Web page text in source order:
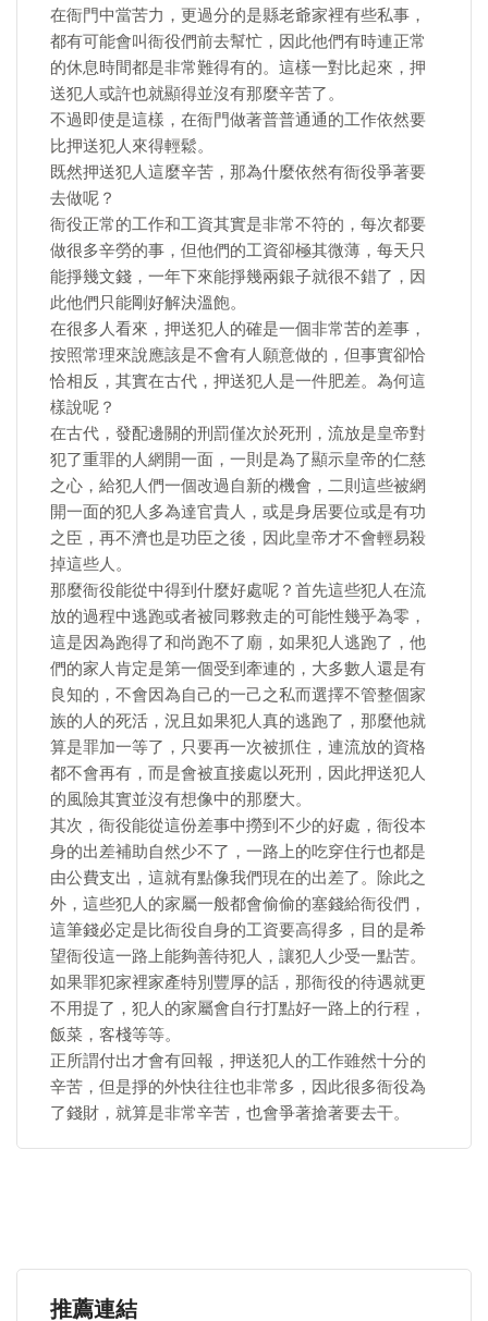
在衙門中當苦力，更過分的是縣老爺家裡有些私事，
都有可能會叫衙役們前去幫忙，因此他們有時連正常
的休息時間都是非常難得有的。這樣一對比起來，押
送犯人或許也就顯得並沒有那麼辛苦了。
不過即使是這樣，在衙門做著普普通通的工作依然要
比押送犯人來得輕鬆。
既然押送犯人這麼辛苦，那為什麼依然有衙役爭著要
去做呢？
衙役正常的工作和工資其實是非常不符的，每次都要
做很多辛勞的事，但他們的工資卻極其微薄，每天只
能掙幾文錢，一年下來能掙幾兩銀子就很不錯了，因
此他們只能剛好解決溫飽。
在很多人看來，押送犯人的確是一個非常苦的差事，
按照常理來說應該是不會有人願意做的，但事實卻恰
恰相反，其實在古代，押送犯人是一件肥差。為何這
樣說呢？
在古代，發配邊關的刑罰僅次於死刑，流放是皇帝對
犯了重罪的人網開一面，一則是為了顯示皇帝的仁慈
之心，給犯人們一個改過自新的機會，二則這些被網
開一面的犯人多為達官貴人，或是身居要位或是有功
之臣，再不濟也是功臣之後，因此皇帝才不會輕易殺
掉這些人。
那麼衙役能從中得到什麼好處呢？首先這些犯人在流
放的過程中逃跑或者被同夥救走的可能性幾乎為零，
這是因為跑得了和尚跑不了廟，如果犯人逃跑了，他
們的家人肯定是第一個受到牽連的，大多數人還是有
良知的，不會因為自己的一己之私而選擇不管整個家
族的人的死活，況且如果犯人真的逃跑了，那麼他就
算是罪加一等了，只要再一次被抓住，連流放的資格
都不會再有，而是會被直接處以死刑，因此押送犯人
的風險其實並沒有想像中的那麼大。
其次，衙役能從這份差事中撈到不少的好處，衙役本
身的出差補助自然少不了，一路上的吃穿住行也都是
由公費支出，這就有點像我們現在的出差了。除此之
外，這些犯人的家屬一般都會偷偷的塞錢給衙役們，
這筆錢必定是比衙役自身的工資要高得多，目的是希
望衙役這一路上能夠善待犯人，讓犯人少受一點苦。
如果罪犯家裡家產特別豐厚的話，那衙役的待遇就更
不用提了，犯人的家屬會自行打點好一路上的行程，
飯菜，客棧等等。
正所謂付出才會有回報，押送犯人的工作雖然十分的
辛苦，但是掙的外快往往也非常多，因此很多衙役為
了錢財，就算是非常辛苦，也會爭著搶著要去干。
推薦連結